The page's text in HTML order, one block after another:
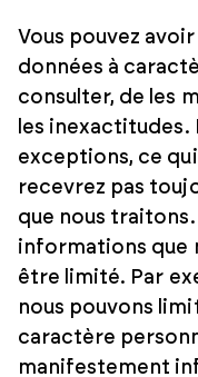
Vous pouvez
données à
consulter, de les
les
exceptions, ce
recevrez pas
que nous traitons.
informations que
être limité. Par
nous pouvons
caractère
manifestement